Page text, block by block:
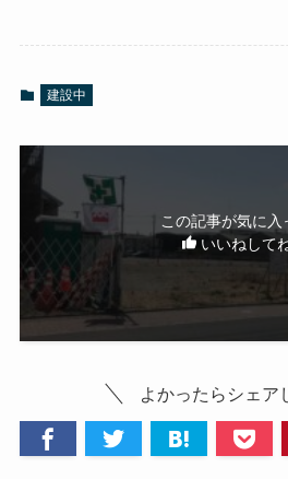
建設中
この記事が気に入
いいねして
よかったらシェア